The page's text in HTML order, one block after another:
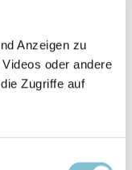
Anzeigen zu
oder andere
Zugriffe auf
aus
auch
dem
hierbei
Liborius